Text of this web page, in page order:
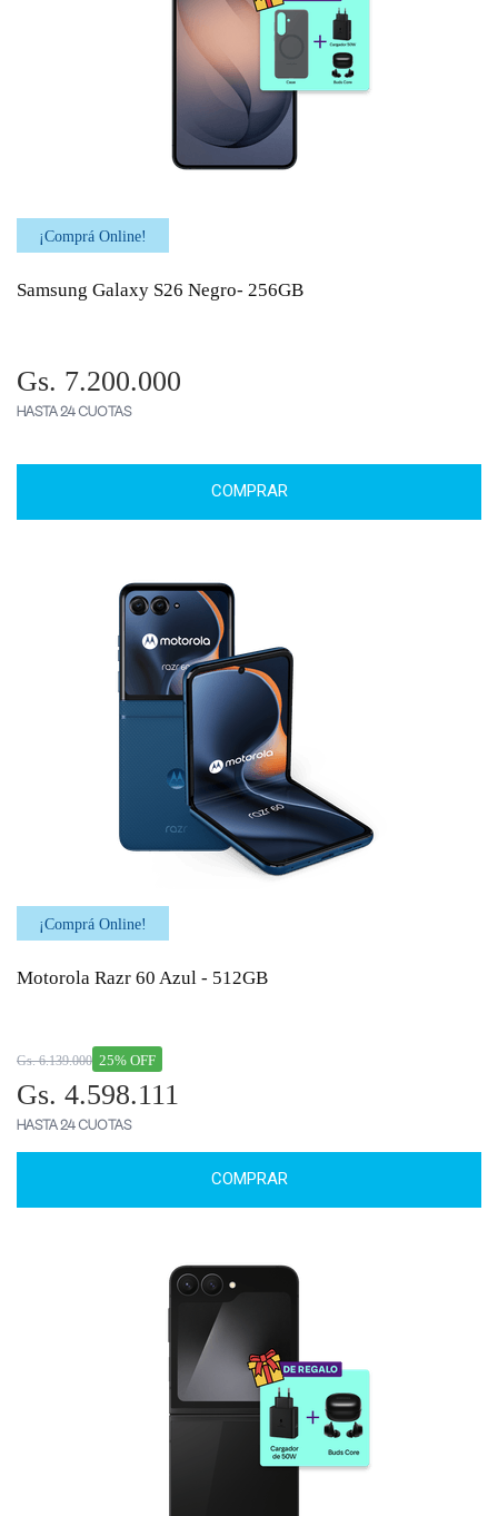
¡Comprá Online!
Samsung Galaxy S26 Negro- 256GB
Gs. 7.200.000
HASTA 24 CUOTAS
COMPRAR
¡Comprá Online!
Motorola Razr 60 Azul - 512GB
25% OFF
Gs. 6.139.000
Gs. 4.598.111
HASTA 24 CUOTAS
COMPRAR